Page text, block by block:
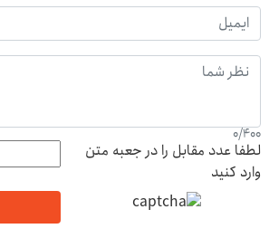
0/400
لطفا عدد مقابل را در جعبه متن
وارد کنید